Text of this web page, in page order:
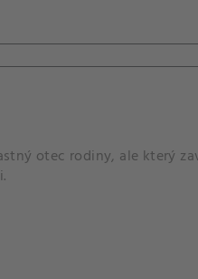
otec rodiny, ale který